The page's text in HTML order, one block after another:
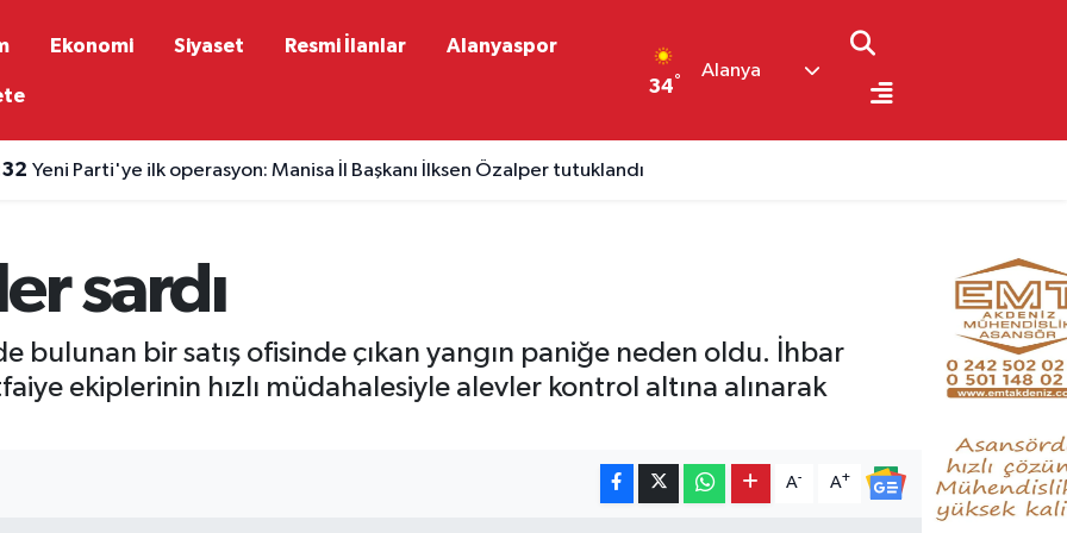
Ekonomi Siyaset Resmi İlanlar Alanyaspor
34°
Alanya
Yeni Parti'ye ilk operasyon: Manisa İl Başkanı İlksen Özalper tutuklandı
sardı
bulunan bir satış ofisinde çıkan yangın paniğe neden oldu. İhbar
ekiplerinin hızlı müdahalesiyle alevler kontrol altına alınarak
A- A+